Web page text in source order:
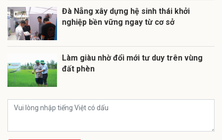
Đà Nẵng xây dựng hệ sinh thái khởi
nghiệp bền vững ngay từ cơ sở
Làm giàu nhờ đổi mới tư duy trên vùng
đất phèn